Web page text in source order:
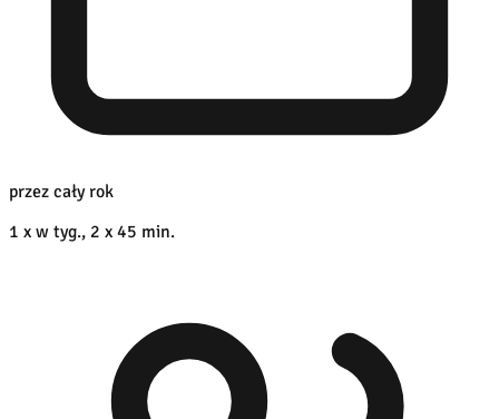
przez cały rok
1 x w tyg., 2 x 45 min.